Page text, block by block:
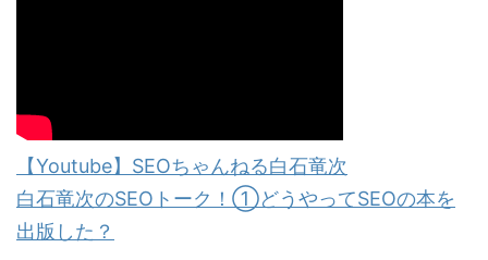
【Youtube】SEOちゃんねる白石竜次
白石竜次のSEOトーク！①どうやってSEOの本を
出版した？